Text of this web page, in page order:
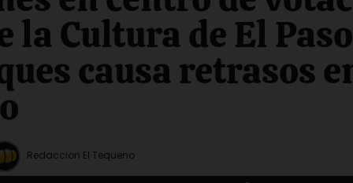
la Cultura de El
causa retrasos
Redaccion El Tequeno